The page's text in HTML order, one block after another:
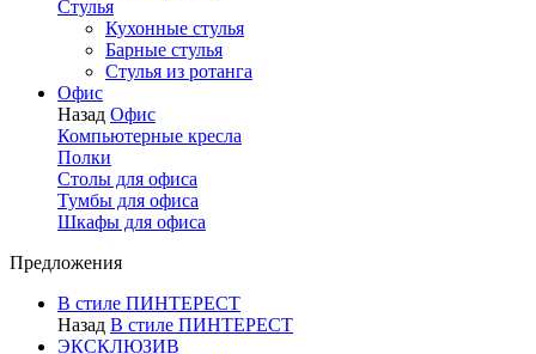
Стулья
Кухонные стулья
Барные стулья
Стулья из ротанга
Офис
Назад Офис
Компьютерные кресла
Полки
Столы для офиса
Тумбы для офиса
Шкафы для офиса
Предложения
В стиле ПИНТЕРЕСТ
Назад В стиле ПИНТЕРЕСТ
ЭКСКЛЮЗИВ